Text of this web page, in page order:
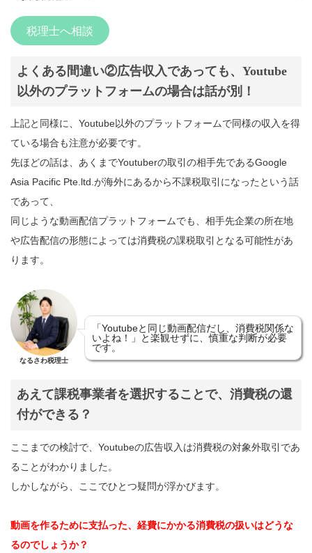
税理士へ相談
よくある間違い②広告収入であっても、Youtube
以外のプラットフォームの場合は話が別！
上記と同様に、Youtube以外のプラットフォームで同様の収入を得
ている場合も注意が必要です。
先ほどの話は、あくまでYoutuberの取引の相手先であるGoogle
Asia Pacific Pte.ltd.が海外にあるから不課税取引になったという話
であって、
同じような動画配信プラットフォームでも、相手先企業の所在地
や広告配信の形態によっては消費税の課税取引となる可能性があ
ります。
なるさわ税理士
「Youtubeと同じ動画配信だし、消費税関係な
いよね！」と楽観せずに、慎重な判断が必要
です。
あえて課税事業者を選択することで、消費税の還
付ができる？
ここまでの検討で、Youtubeの広告収入は消費税の対象外取引であ
ることがわかりました。
しかしながら、ここでひとつ疑問が浮かびます。
動画を作るために支払った、経費にかかる消費税の扱いはどうな
るのでしょうか？